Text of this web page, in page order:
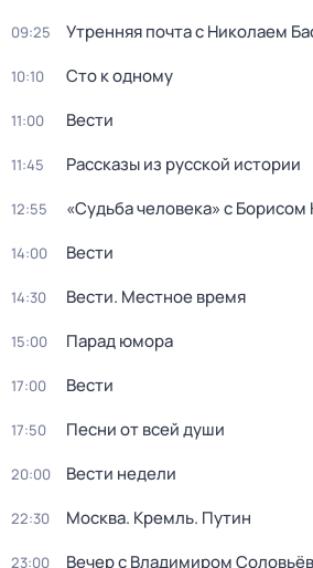
09:25 Утренняя почта с Николаем
10:10 Сто к одному
11:00 Вести
11:45 Рассказы из русской истории
12:55 «Судьба человека» с
14:00 Вести
14:30 Вести. Местное время
15:00 Парад юмора
17:00 Вести
17:50 Песни от всей души
20:00 Вести недели
22:30 Москва. Кремль. Путин
23:00 Вечер с Владимиром